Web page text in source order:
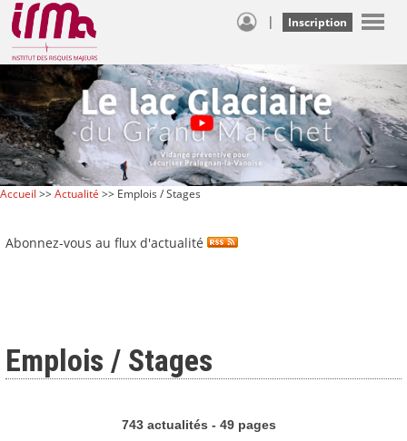
| Inscription
Accueil >>Actualité >> Emplois / Stages
Abonnez-vous au flux d'actualité
Emplois / Stages
743 actualités - 49 pages